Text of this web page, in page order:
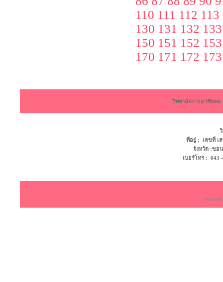
110 111 112 113
130 131 132 133
150 151 152 153
170 171 172 173
วิทยาลัยการอาชีพพ
ที่อยู่ : เลขที่ เ
จังหวัด :ข
เบอร์โทร :